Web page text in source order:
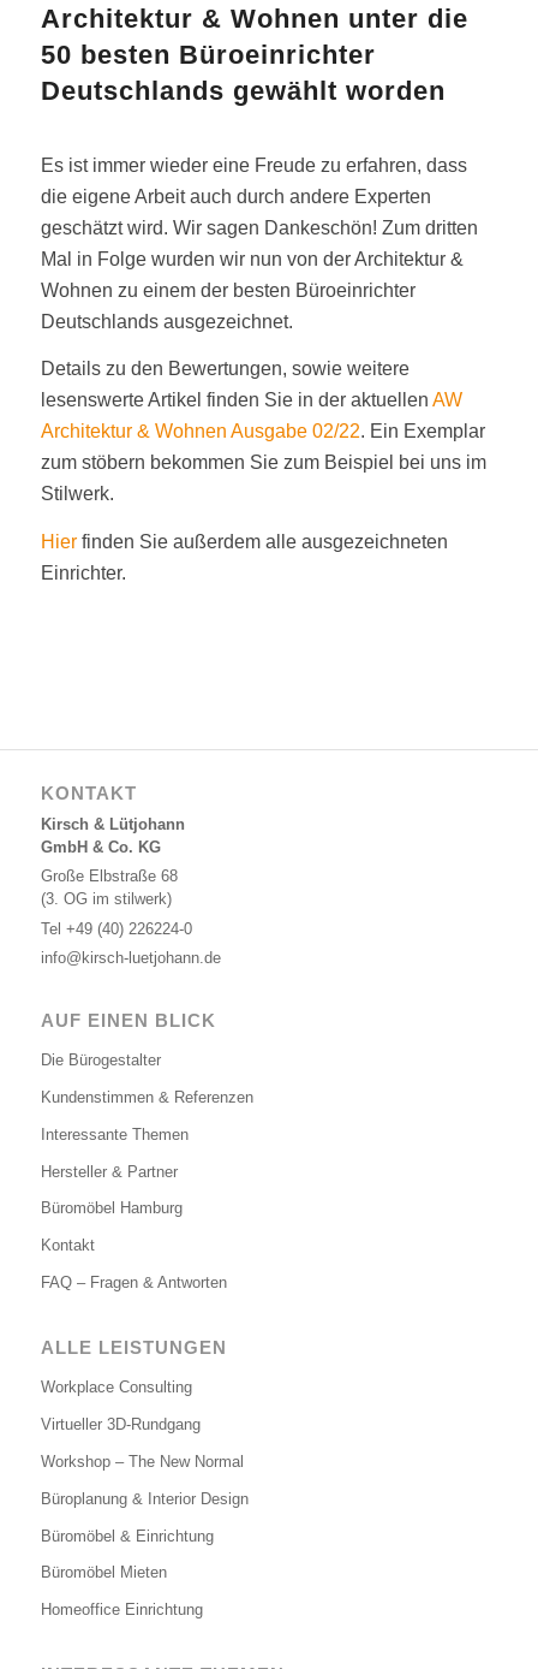
Architektur & Wohnen unter die
50 besten Büroeinrichter
Deutschlands gewählt worden
Es ist immer wieder eine Freude zu erfahren, dass
die eigene Arbeit auch durch andere Experten
geschätzt wird. Wir sagen Dankeschön! Zum dritten
Mal in Folge wurden wir nun von der Architektur &
Wohnen zu einem der besten Büroeinrichter
Deutschlands ausgezeichnet.
Details zu den Bewertungen, sowie weitere
lesenswerte Artikel finden Sie in der aktuellen AW
Architektur & Wohnen Ausgabe 02/22. Ein Exemplar
zum stöbern bekommen Sie zum Beispiel bei uns im
Stilwerk.
Hierfinden Sie außerdem alle ausgezeichneten
Einrichter.
KONTAKT
Kirsch & Lütjohann
GmbH & Co. KG
Große Elbstraße 68
(3. OG im stilwerk)
Tel +49 (40) 226224-0
info@kirsch-luetjohann.de
AUF EINEN BLICK
Die Bürogestalter
Kundenstimmen & Referenzen
Interessante Themen
Hersteller & Partner
Büromöbel Hamburg
Kontakt
FAQ – Fragen & Antworten
ALLE LEISTUNGEN
Workplace Consulting
Virtueller 3D-Rundgang
Workshop – The New Normal
Büroplanung & Interior Design
Büromöbel & Einrichtung
Büromöbel Mieten
Homeoffice Einrichtung